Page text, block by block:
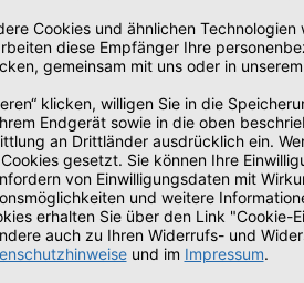
Ihre Arbeit wird
QHD-Auflösung